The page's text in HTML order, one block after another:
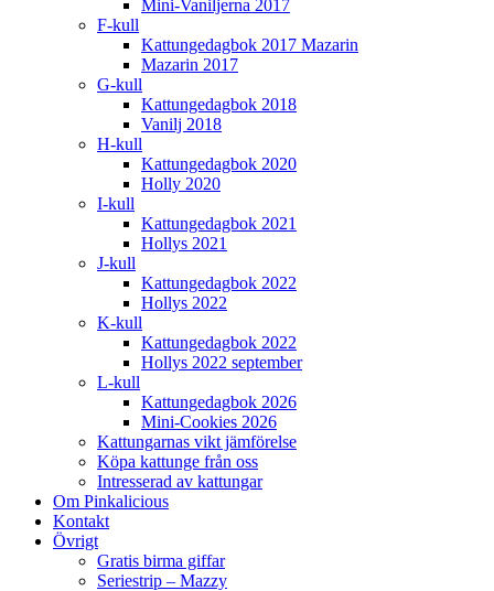
Mini-Vaniljerna 2017
F-kull
Kattungedagbok 2017 Mazarin
Mazarin 2017
G-kull
Kattungedagbok 2018
Vanilj 2018
H-kull
Kattungedagbok 2020
Holly 2020
I-kull
Kattungedagbok 2021
Hollys 2021
J-kull
Kattungedagbok 2022
Hollys 2022
K-kull
Kattungedagbok 2022
Hollys 2022 september
L-kull
Kattungedagbok 2026
Mini-Cookies 2026
Kattungarnas vikt jämförelse
Köpa kattunge från oss
Intresserad av kattungar
Om Pinkalicious
Kontakt
Övrigt
Gratis birma giffar
Seriestrip – Mazzy